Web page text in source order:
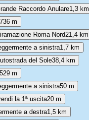
Raccordo Anulare1,3 km
736 m
Roma Nord21,4 km
a sinistra1,7 km
del Sole38,4 km
529 m
a sinistra50 m
la 1ª uscita20 m
a destra1,5 km